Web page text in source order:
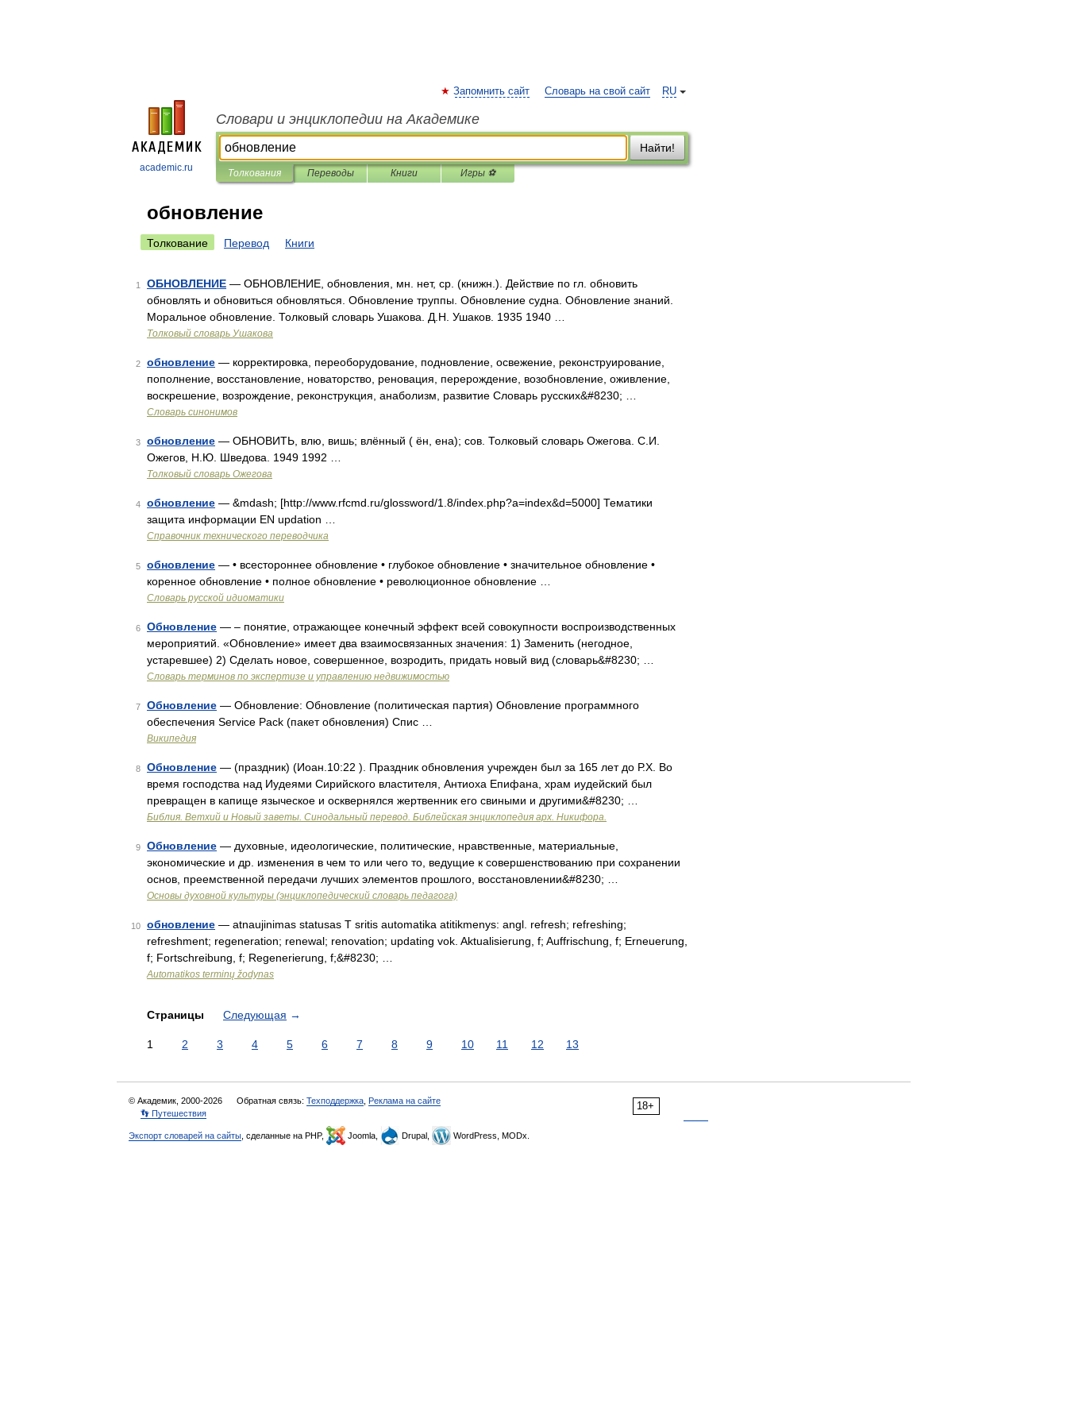
academic.ru
RU
Запомнить сайт Словарь на свой сайт
Словари и энциклопедии на Академике
Найти!
Толкования Переводы Книги Игры ⚽
обновление
Толкование Перевод Книги
1 ОБНОВЛЕНИЕ — ОБНОВЛЕНИЕ, обновления, мн. нет, ср. (книжн.). Действие по гл. обновить
обновлять и обновиться обновляться. Обновление труппы. Обновление судна. Обновление знаний.
Моральное обновление. Толковый словарь Ушакова. Д.Н. Ушаков. 1935 1940 …
Толковый словарь Ушакова
2 обновление — корректировка, переоборудование, подновление, освежение, реконструирование,
пополнение, восстановление, новаторство, реновация, перерождение, возобновление, оживление,
воскрешение, возрождение, реконструкция, анаболизм, развитие Словарь русских&#8230; …
Словарь синонимов
3 обновление — ОБНОВИТЬ, влю, вишь; влённый ( ён, ена); сов. Толковый словарь Ожегова. С.И.
Ожегов, Н.Ю. Шведова. 1949 1992 …
Толковый словарь Ожегова
4 обновление — &mdash; [http://www.rfcmd.ru/glossword/1.8/index.php?a=index&d=5000] Тематики
защита информации EN updation …
Справочник технического переводчика
5 обновление — • всестороннее обновление • глубокое обновление • значительное обновление •
коренное обновление • полное обновление • революционное обновление …
Словарь русской идиоматики
6 Обновление — – понятие, отражающее конечный эффект всей совокупности воспроизводственных
мероприятий. «Обновление» имеет два взаимосвязанных значения: 1) Заменить (негодное,
устаревшее) 2) Сделать новое, совершенное, возродить, придать новый вид (словарь&#8230; …
Словарь терминов по экспертизе и управлению недвижимостью
7 Обновление — Обновление: Обновление (политическая партия) Обновление программного
обеспечения Service Pack (пакет обновления) Спис …
Википедия
8 Обновление — (праздник) (Иоан.10:22 ). Праздник обновления учрежден был за 165 лет до Р.Х. Во
время господства над Иудеями Сирийского властителя, Антиоха Епифана, храм иудейский был
превращен в капище языческое и осквернялся жертвенник его свиными и другими&#8230; …
Библия. Ветхий и Новый заветы. Синодальный перевод. Библейская энциклопедия арх. Никифора.
9 Обновление — духовные, идеологические, политические, нравственные, материальные,
экономические и др. изменения в чем то или чего то, ведущие к совершенствованию при сохранении
основ, преемственной передачи лучших элементов прошлого, восстановлении&#8230; …
Основы духовной культуры (энциклопедический словарь педагога)
10 обновление — atnaujinimas statusas T sritis automatika atitikmenys: angl. refresh; refreshing;
refreshment; regeneration; renewal; renovation; updating vok. Aktualisierung, f; Auffrischung, f; Erneuerung,
f; Fortschreibung, f; Regenerierung, f;&#8230; …
Automatikos terminų žodynas
Страницы Следующая →
1 2 3 4 5 6 7 8 9 10 11 12 13
18+
© Академик, 2000-2026 Обратная связь: Техподдержка Реклама на сайте
👣 Путешествия
Экспорт словарей на сайты , сделанные на PHP, Joomla, Drupal, WordPress, MODx.